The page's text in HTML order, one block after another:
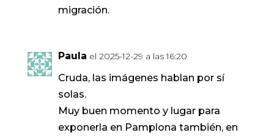
migración.
Paula el 2025-12-29 a las 16:20
Cruda, las imágenes hablan por sí
solas.
Muy buen momento y lugar para
exponerla en Pamplona también, en